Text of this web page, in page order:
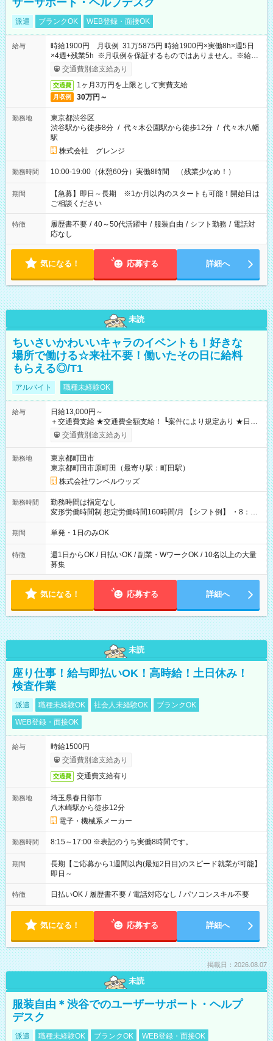
ザーサポート・ヘルプデスク
派遣 ブランクOK WEB登録・面接OK
給与
時給1900円 月収例 31万5875円 時給1900円×実働8h×週5日
×4週+残業5h ※月収例を保証するものではありません。※給与
即受取りサービス利用可（利用条件有）
交通費別途支給あり
交通費 1ヶ月3万円を上限として実費支給
月収例 30万円～
勤務地
東京都渋谷区
渋谷駅から徒歩8分 / 代々木公園駅から徒歩12分 / 代々木八幡
駅
株式会社 グレンジ
勤務時間 10:00-19:00（休憩60分）実働8時間 （残業少なめ！）
期間
【急募】即日～長期 ※1か月以内のスタートも可能！開始日は
ご相談ください
特徴 履歴書不要 / 40～50代活躍中 / 服装自由 / シフト勤務 / 電話対
応なし
気になる！ 応募する 詳細へ
未読
ちいさいかわいいキャラのイベントも！好きな
場所で働ける☆来社不要！働いたその日に給料
もらえる◎/T1
アルバイト 職種未経験OK
給与
日給13,000円～
＋交通費支給 ★交通費全額支給！ ┗案件により規定あり ★日払
いOK！（規定あり） ┗働いたその日に現金GET♪ お仕事後はコ
ンビニATMから 日払い分を引き落とせます！ 【試用期間】試
交通費別途支給あり
勤務地
東京都町田市
東京都町田市原町田（最寄り駅：町田駅）
株式会社ワンベルウッズ
勤務時間
勤務時間は指定なし
変形労働時間制 想定労働時間160時間/月 【シフト例】 ・8：00
～21：00
期間 単発・1日のみOK
特徴
週1日からOK / 日払いOK / 副業・WワークOK / 10名以上の大量
募集
気になる！ 応募する 詳細へ
未読
座り仕事！給与即払いOK！高時給！土日休み！
検査作業
派遣 職種未経験OK 社会人未経験OK
ブランクOK
WEB登録・面接OK
給与
時給1500円
交通費別途支給あり
交通費 交通費支給有り
勤務地
埼玉県春日部市
八木崎駅から徒歩12分
電子・機械系メーカー
勤務時間 8:15～17:00 ※表記のうち実働8時間です。
期間
長期【ご応募から1週間以内(最短2日目)のスピード就業が可能】
即日～
特徴 日払いOK / 履歴書不要 / 電話対応なし / パソコンスキル不要
気になる！ 応募する 詳細へ
掲載日：2026.08.07
未読
服装自由＊渋谷でのユーザーサポート・ヘルプ
デスク
派遣 職種未経験OK ブランクOK WEB登録・面接OK